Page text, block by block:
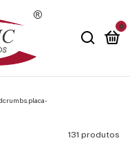
0
131 produtos